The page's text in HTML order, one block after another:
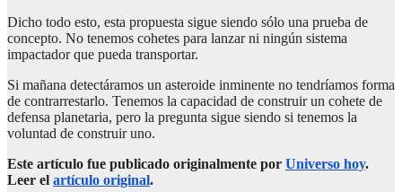
Dicho todo esto, esta propuesta sigue siendo sólo una prueba de
concepto. No tenemos cohetes para lanzar ni ningún sistema
impactador que pueda transportar.
Si mañana detectáramos un asteroide inminente no tendríamos forma
de contrarrestarlo. Tenemos la capacidad de construir un cohete de
defensa planetaria, pero la pregunta sigue siendo si tenemos la
voluntad de construir uno.
Este artículo fue publicado originalmente por Universo hoy.
Leer el artículo original.